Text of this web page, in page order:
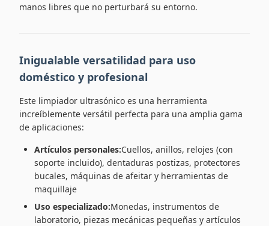
manos libres que no perturbará su entorno.
Inigualable versatilidad para uso
doméstico y profesional
Este limpiador ultrasónico es una herramienta
increíblemente versátil perfecta para una amplia gama
de aplicaciones:
Artículos personales:Cuellos, anillos, relojes (con
soporte incluido), dentaduras postizas, protectores
bucales, máquinas de afeitar y herramientas de
maquillaje
Uso especializado:Monedas, instrumentos de
laboratorio, piezas mecánicas pequeñas y artículos